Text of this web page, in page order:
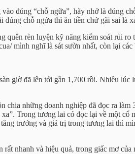
đúng “chỗ ngữa”, hãy nhớ là đúng
chỗ ngứa thì ăn tiền chứ gãi sai là
rèn luyện kỹ năng kiểm soát rủi
mình nghĩ là sát sườn nhất, còn lại
giờ đã lên tới gần 1,700 rồi. Nhiều
chia những doanh nghiệp đã đọc ra
Trong tương lai có đọc lại về một
trưởng và giá trị trong tương lai thì
nhanh và hiệu quả, trong giấc mơ